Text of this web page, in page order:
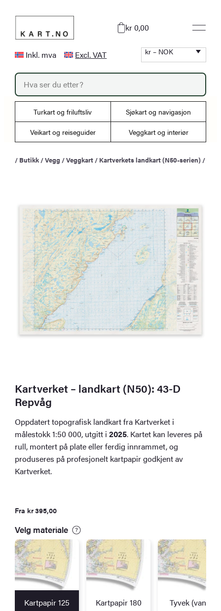
innhold
kr 0,00
Inkl. mva Excl. VAT kr – NOK
P
o
d
t
r
Turkart og friluftsliv Sjøkart og navigasjon
Veikart og reiseguider Veggkart og interiør
/ Butikk /Vegg /Veggkart / Kartverkets landkart (N50-serien) /
Kartverket – landkart (N50): 43-D
Repvåg
Oppdatert topografisk landkart fra Kartverket i
målestokk 1:50 000, utgitt i2025. Kartet kan leveres på
rull, montert på plate eller ferdig innrammet, og
produseres på profesjonelt kartpapir godkjent av
Kartverket.
Fra kr395,00
Velg materiale
Kartpapir 125
Kartpapir 180
Tyvek (vann